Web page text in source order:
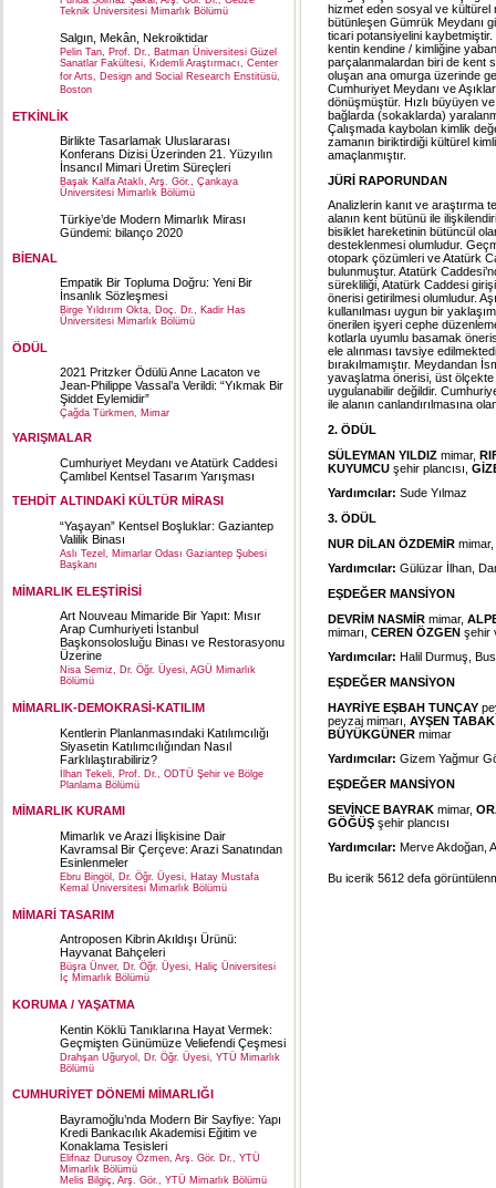
Teknik Üniversitesi Mimarlık Bölümü
Salgın, Mekân, Nekroiktidar
Pelin Tan, Prof. Dr., Batman Üniversitesi Güzel
Sanatlar Fakültesi, Kıdemli Araştırmacı, Center
for Arts, Design and Social Research Enstitüsü,
Boston
ETKİNLİK
Birlikte Tasarlamak Uluslararası
Konferans Dizisi Üzerinden 21. Yüzyılın
İnsancıl Mimari Üretim Süreçleri
Başak Kalfa Ataklı, Arş. Gör., Çankaya
Üniversitesi Mimarlık Bölümü
Türkiye’de Modern Mimarlık Mirası
Gündemi: bilanço 2020
BİENAL
Empatik Bir Topluma Doğru: Yeni Bir
İnsanlık Sözleşmesi
Birge Yıldırım Okta, Doç. Dr., Kadir Has
Üniversitesi Mimarlık Bölümü
ÖDÜL
2021 Pritzker Ödülü Anne Lacaton ve
Jean-Philippe Vassal’a Verildi: “Yıkmak Bir
Şiddet Eylemidir”
Çağda Türkmen, Mimar
YARIŞMALAR
Cumhuriyet Meydanı ve Atatürk Caddesi
Çamlıbel Kentsel Tasarım Yarışması
TEHDİT ALTINDAKİ KÜLTÜR MİRASI
“Yaşayan” Kentsel Boşluklar: Gaziantep
Valilik Binası
Aslı Tezel, Mimarlar Odası Gaziantep Şubesi
Başkanı
MİMARLIK ELEŞTİRİSİ
Art Nouveau Mimaride Bir Yapıt: Mısır
Arap Cumhuriyeti İstanbul
Başkonsolosluğu Binası ve Restorasyonu
Üzerine
Nisa Semiz, Dr. Öğr. Üyesi, AGÜ Mimarlık
Bölümü
MİMARLIK-DEMOKRASİ-KATILIM
Kentlerin Planlanmasındaki Katılımcılığı
Siyasetin Katılımcılığından Nasıl
Farklılaştırabiliriz?
İlhan Tekeli, Prof. Dr., ODTÜ Şehir ve Bölge
Planlama Bölümü
MİMARLIK KURAMI
Mimarlık ve Arazi İlişkisine Dair
Kavramsal Bir Çerçeve: Arazi Sanatından
Esinlenmeler
Ebru Bingöl, Dr. Öğr. Üyesi, Hatay Mustafa
Kemal Üniversitesi Mimarlık Bölümü
MİMARİ TASARIM
Antroposen Kibrin Akıldışı Ürünü:
Hayvanat Bahçeleri
Büşra Ünver, Dr. Öğr. Üyesi, Haliç Üniversitesi
İç Mimarlık Bölümü
KORUMA / YAŞATMA
Kentin Köklü Tanıklarına Hayat Vermek:
Geçmişten Günümüze Veliefendi Çeşmesi
Drahşan Uğuryol, Dr. Öğr. Üyesi, YTÜ Mimarlık
Bölümü
CUMHURİYET DÖNEMİ MİMARLIĞI
Bayramoğlu’nda Modern Bir Sayfiye: Yapı
Kredi Bankacılık Akademisi Eğitim ve
Konaklama Tesisleri
Elifnaz Durusoy Özmen, Arş. Gör. Dr., YTÜ
Mimarlık Bölümü
Melis Bilgiç, Arş. Gör., YTÜ Mimarlık Bölümü
hizmet eden sosyal ve kültürel
bütünleşen Gümrük Meydanı
ticari potansiyelini kaybetmiştir.
kentin kendine / kimliğine
parçalanmalardan biri de kent
oluşan ana omurga üzerinde
Cumhuriyet Meydanı ve
dönüşmüştür. Hızlı büyüyen
bağlarda (sokaklarda)
Çalışmada kaybolan kimlik
zamanın biriktirdiği kültürel
amaçlanmıştır.
JÜRİ RAPORUNDAN
Analizlerin kanıt ve araştırma
alanın kent bütünü ile
bisiklet hareketinin bütüncül
desteklenmesi olumludur.
otopark çözümleri ve Atatürk
bulunmuştur. Atatürk
sürekliliği, Atatürk Caddesi
önerisi getirilmesi olumludur.
kullanılması uygun bir
önerilen işyeri cephe
kotlarla uyumlu basamak
ele alınması tavsiye
bırakılmamıştır. Meydandan
yavaşlatma önerisi, üst
uygulanabilir değildir.
ile alanın canlandırılmasına
2. ÖDÜL
SÜLEYMAN YILDIZ mimar,
KUYUMCU şehir plancısı,
Yardımcılar: Sude Yılmaz
3. ÖDÜL
NUR DİLAN ÖZDEMİR mimar,
Yardımcılar: Gülüzar İlhan,
EŞDEĞER MANSİYON
DEVRİM NASMİR mimar,
mimarı, CEREN ÖZGEN şehir
Yardımcılar: Halil Durmuş,
EŞDEĞER MANSİYON
HAYRİYE EŞBAH TUNÇAY
peyzaj mimarı, AYŞEN
BÜYÜKGÜNER mimar
Yardımcılar: Gizem Yağmur
EŞDEĞER MANSİYON
SEVİNCE BAYRAK mimar,
GÖĞÜŞ şehir plancısı
Yardımcılar: Merve Akdoğan,
Bu icerik 5612 defa